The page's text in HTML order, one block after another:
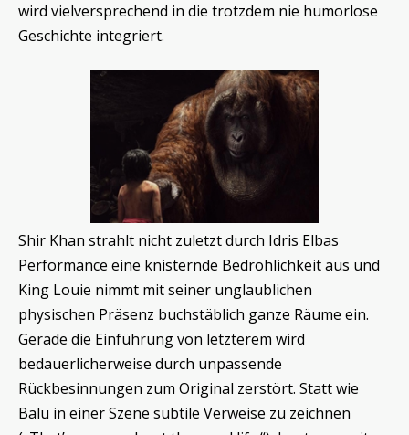
wird vielversprechend in die trotzdem nie humorlose
Geschichte integriert.
Shir Khan strahlt nicht zuletzt durch Idris Elbas
Performance eine knisternde Bedrohlichkeit aus und
King Louie nimmt mit seiner unglaublichen
physischen Präsenz buchstäblich ganze Räume ein.
Gerade die Einführung von letzterem wird
bedauerlicherweise durch unpassende
Rückbesinnungen zum Original zerstört. Statt wie
Balu in einer Szene subtile Verweise zu zeichnen